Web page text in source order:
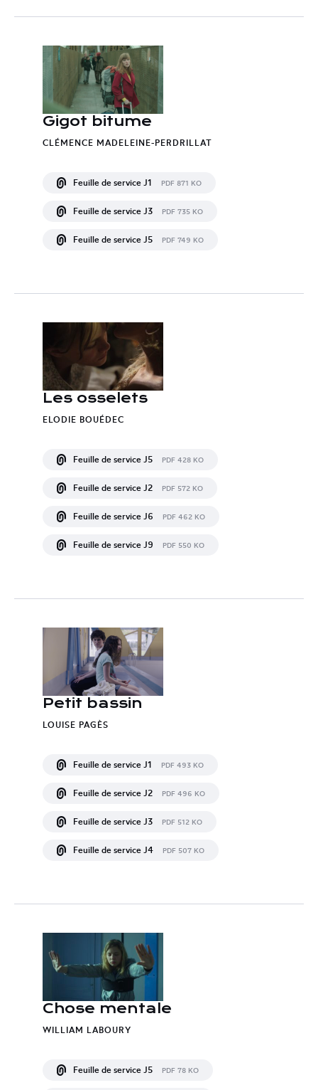
Gigot bitume
CLÉMENCE MADELEINE-PERDRILLAT
Feuille de service J1 PDF 871 KO
Feuille de service J3 PDF 735 KO
Feuille de service J5 PDF 749 KO
Les osselets
ELODIE BOUÉDEC
Feuille de service J5 PDF 428 KO
Feuille de service J2 PDF 572 KO
Feuille de service J6 PDF 462 KO
Feuille de service J9 PDF 550 KO
Petit bassin
LOUISE PAGÈS
Feuille de service J1 PDF 493 KO
Feuille de service J2 PDF 496 KO
Feuille de service J3 PDF 512 KO
Feuille de service J4 PDF 507 KO
Chose mentale
WILLIAM LABOURY
Feuille de service J5 PDF 78 KO